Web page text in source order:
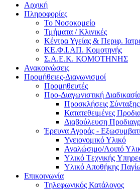
Αρχική
Πληροφορίες
Το Νοσοκομείο
Τμήματα / Κλινικές
Κέντρα Υγείας & Περιφ.
ΚΕ.Φ.Ι.ΑΠ. Κομοτηνής
Σ.Α.Ε.Κ. ΚΟΜΟΤΗΝΗΣ
Ανακοινώσεις
Προμήθειες-Διαγωνισμοί
Προμηθευτές
Προ-Διαγωνιστική
Προσκλήσεις
Κατατεθειμένες
Διαβούλευση
Έρευνα Αγοράς -
Υγειονομικό Υλικό
Αναλώσιμο/Λοιπό
Υλικό Tεχνικής
Υλικό Αποθήκης
Επικοινωνία
Τηλεφωνικός Κατάλογος